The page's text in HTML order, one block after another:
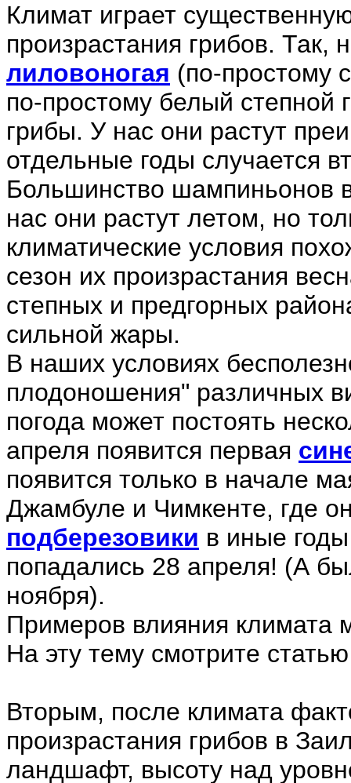
Климат играет
произрастания грибов. Так,
лиловоногая (по-простому
по-простому белый степной
грибы. У нас они растут
отдельные годы случается
Большинство шампиньонов
нас они растут летом, но
климатические условия
сезон их произрастания
степных и предгорных
сильной жары.
В наших условиях
плодоношения" различных
погода может постоять
апреля появится первая
появится только в начале
Джамбуле и Чимкенте, где
подберезовики в иные
попадались 28 апреля! (А
ноября).
Примеров влияния климата
На эту тему смотрите
Вторым, после климата
произрастания грибов в
ландшафт, высоту над